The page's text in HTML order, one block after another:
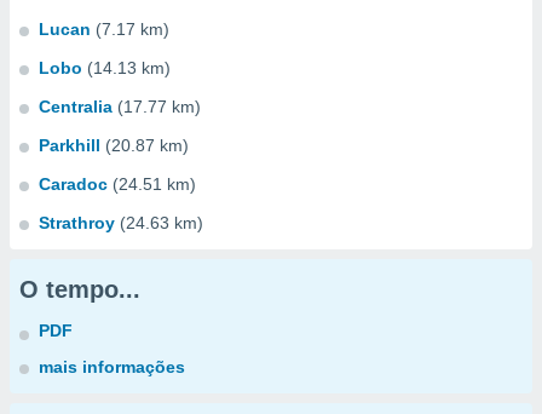
Lucan (7.17 km)
Lobo (14.13 km)
Centralia (17.77 km)
Parkhill (20.87 km)
Caradoc (24.51 km)
Strathroy (24.63 km)
O tempo...
PDF
mais informações